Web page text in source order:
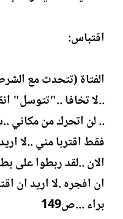
اقتباس:
الفتاة (تتحدث مع
..لا تخافا .."تتوسل"
.. لن اتحرك من مكاني
فقط اقتربا مني ..لا
الان ..لقد ربطوا على
ان افجره .لا اريد ان
براء ...ص149